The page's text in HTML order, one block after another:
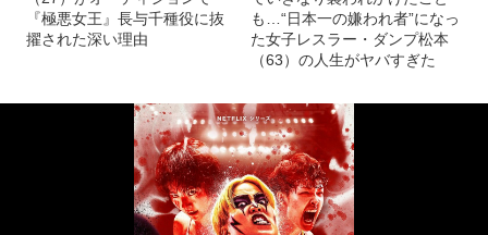
『極悪女王』長与千種役に抜
擢された深い理由
も…“日本一の嫌われ者”になっ
た女子レスラー・ダンプ松本
（63）の人生がヤバすぎた